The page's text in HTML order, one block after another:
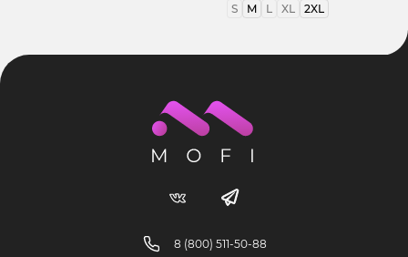
S
M L XL 2XL
8 (800) 511-50-88